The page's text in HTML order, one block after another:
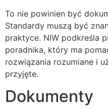
To nie powinien być
Standardy muszą być
praktyce. NIW podkreśla
poradnika, który ma
rozwiązania rozumiane i
przyjęte.
Dokumenty